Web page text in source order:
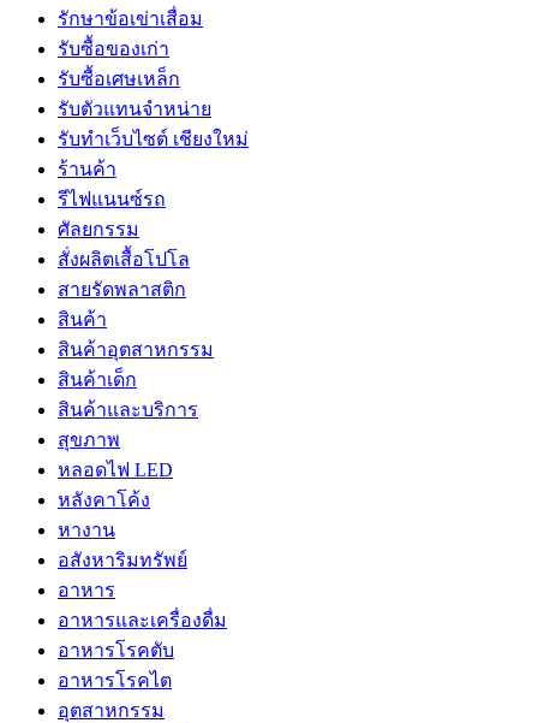
รักษาข้อเข่าเสื่อม
รับซื้อของเก่า
รับซื้อเศษเหล็ก
รับตัวแทนจำหน่าย
รับทำเว็บไซต์ เชียงใหม่
ร้านค้า
รีไฟแนนซ์รถ
ศัลยกรรม
สั่งผลิตเสื้อโปโล
สายรัดพลาสติก
สินค้า
สินค้าอุตสาหกรรม
สินค้าเด็ก
สินค้าและบริการ
สุขภาพ
หลอดไฟ LED
หลังคาโค้ง
หางาน
อสังหาริมทรัพย์
อาหาร
อาหารและเครื่องดื่ม
อาหารโรคตับ
อาหารโรคไต
อุตสาหกรรม